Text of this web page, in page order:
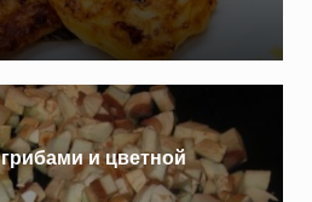
и цветной